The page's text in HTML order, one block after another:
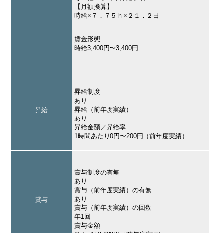
【月額換算】
時給×７．７５ｈ×２１．２日
賃金形態
時給3,400円〜3,400円
昇給
昇給制度
あり
昇給（前年度実績）
あり
昇給金額／昇給率
1時間あたり0円〜200円（前年度実績）
賞与
賞与制度の有無
あり
賞与（前年度実績）の有無
あり
賞与（前年度実績）の回数
年1回
賞与金額